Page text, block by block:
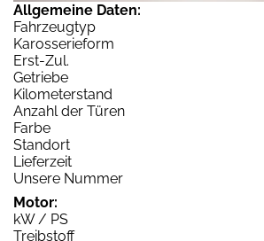
Allgemeine Daten:
Fahrzeugtyp
Karosserieform
Erst-Zul.
Getriebe
Kilometerstand
Anzahl der Türen
Farbe
Standort
Lieferzeit
Unsere Nummer
Motor:
kW / PS
Treibstoff